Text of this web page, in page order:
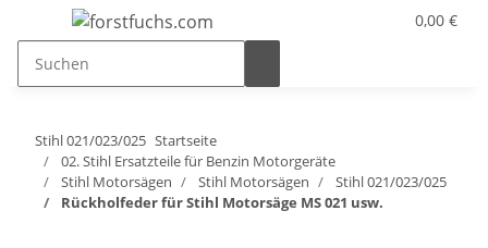
0,00 €
Stihl 021/023/025 Startseite
02. Stihl Ersatzteile für Benzin Motorgeräte
Stihl Motorsägen
Stihl Motorsägen
Stihl 021/023/025
Rückholfeder für Stihl Motorsäge MS 021 usw.